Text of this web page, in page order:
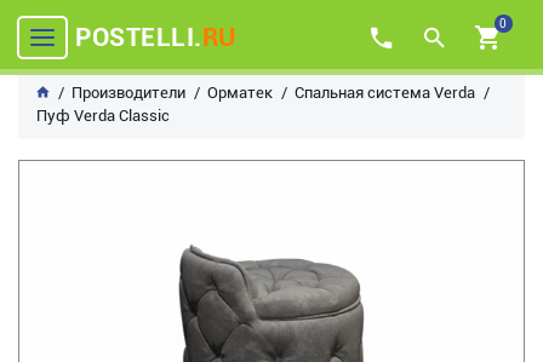
POSTELLI.RU 0
Производители Орматек
Спальная система Verda
Пуф Verda Classic